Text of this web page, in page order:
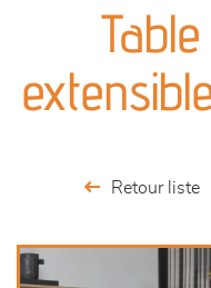
meubles de
outdoor
Retour liste